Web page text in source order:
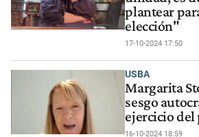
plantear
elección"
17-10-2024 17:50
USBA
Margarita
sesgo
ejercicio del
16-10-2024 18:59